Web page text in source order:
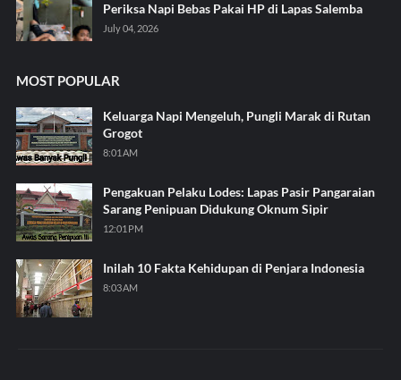
Periksa Napi Bebas Pakai HP di Lapas Salemba
July 04, 2026
MOST POPULAR
Keluarga Napi Mengeluh, Pungli Marak di Rutan
Grogot
8:01 AM
Pengakuan Pelaku Lodes: Lapas Pasir Pangaraian
Sarang Penipuan Didukung Oknum Sipir
12:01 PM
Inilah 10 Fakta Kehidupan di Penjara Indonesia
8:03 AM